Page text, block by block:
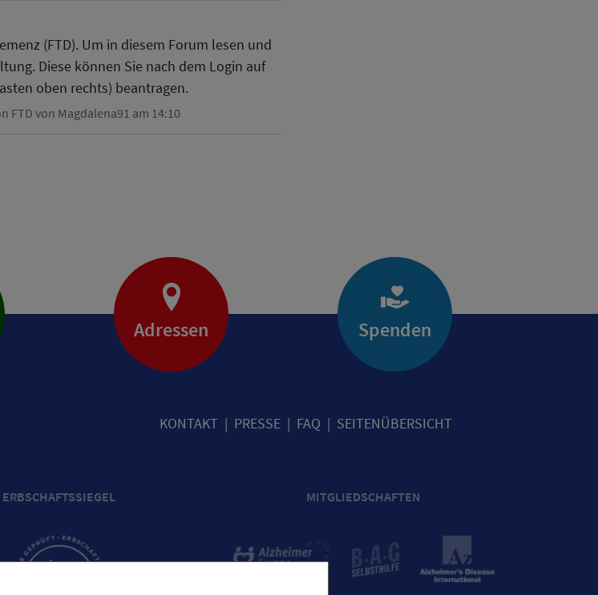
Adressen Spenden
KONTAKT PRESSE FAQ SEITENÜBERSICHT
ERBSCHAFTSSIEGEL MITGLIEDSCHAFTEN